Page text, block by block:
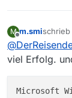
M
Offline
m.smischrieb
zuletzt
@
viel Erfolg.
Microsoft